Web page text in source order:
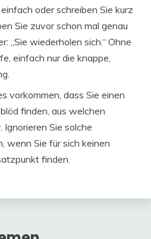
oder schreiben Sie kurz
Sie zuvor schon mal genau
„Sie wiederholen sich.“ Ohne
einfach nur die knappe,
vorkommen, dass Sie einen
finden, aus welchen
Ignorieren Sie solche
wenn Sie für sich keinen
finden.